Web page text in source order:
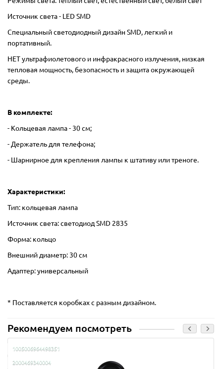
Источник света - LED SMD
Специальный светодиодный дизайн SMD, легкий и
портативный.
НЕТ ультрафиолетового и инфракрасного излучения, низкая
тепловая мощность, безопасность и защита окружающей
среды.
В комплекте:
- Кольцевая лампа - 30 см;
- Держатель для телефона;
- Шарнирное для крепления лампы к штативу или треноге.
Характеристики:
Тип: кольцевая лампа
Источник света: светодиод SMD 2835
Форма: кольцо
Внешний диаметр: 30 см
Адаптер: универсальный
* Поставляется коробках с разным дизайном.
Рекомендуем посмотреть
1005006964498351
2000469340004